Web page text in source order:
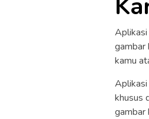
gambar
kamu
Aplikasi
khusus
gambar